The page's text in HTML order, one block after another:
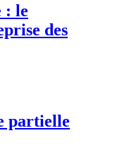
: le
des
partielle